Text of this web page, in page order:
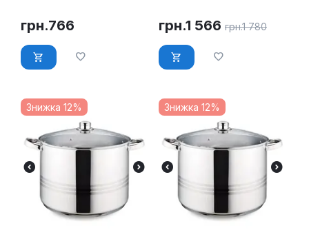
грн.766 грн.1 566 грн.1 780
Знижка 12% Знижка 12%